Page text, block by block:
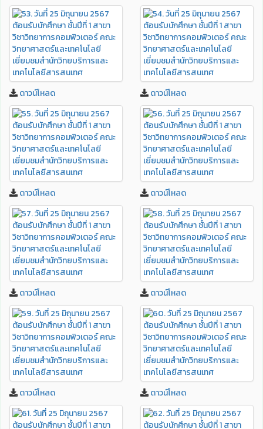
ดาวน์โหลด ดาวน์โหลด
ดาวน์โหลด ดาวน์โหลด
ดาวน์โหลด ดาวน์โหลด
ดาวน์โหลด ดาวน์โหลด